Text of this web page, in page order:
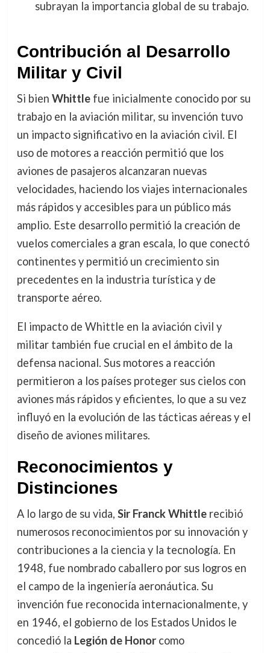
subrayan la importancia global de su trabajo.
Contribución al Desarrollo
Militar y Civil
Si bien Whittlefue inicialmente conocido por su
trabajo en la aviación militar, su invención tuvo
un impacto significativo en la aviación civil. El
uso de motores a reacción permitió que los
aviones de pasajeros alcanzaran nuevas
velocidades, haciendo los viajes internacionales
más rápidos y accesibles para un público más
amplio. Este desarrollo permitió la creación de
vuelos comerciales a gran escala, lo que conectó
continentes y permitió un crecimiento sin
precedentes en la industria turística y de
transporte aéreo.
El impacto de Whittle en la aviación civil y
militar también fue crucial en el ámbito de la
defensa nacional. Sus motores a reacción
permitieron a los países proteger sus cielos con
aviones más rápidos y eficientes, lo que a su vez
influyó en la evolución de las tácticas aéreas y el
diseño de aviones militares.
Reconocimientos y
Distinciones
A lo largo de su vida, Sir Franck Whittlerecibió
numerosos reconocimientos por su innovación y
contribuciones a la ciencia y la tecnología. En
1948, fue nombrado caballero por sus logros en
el campo de la ingeniería aeronáutica. Su
invención fue reconocida internacionalmente, y
en 1946, el gobierno de los Estados Unidos le
concedió la Legión de Honorcomo